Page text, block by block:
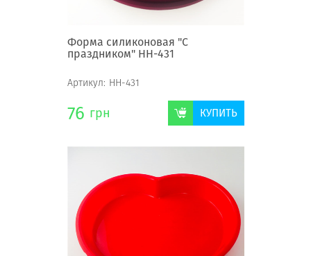
Форма силиконовая "С
праздником" НН-431
Артикул: НН-431
76 грн КУПИТЬ